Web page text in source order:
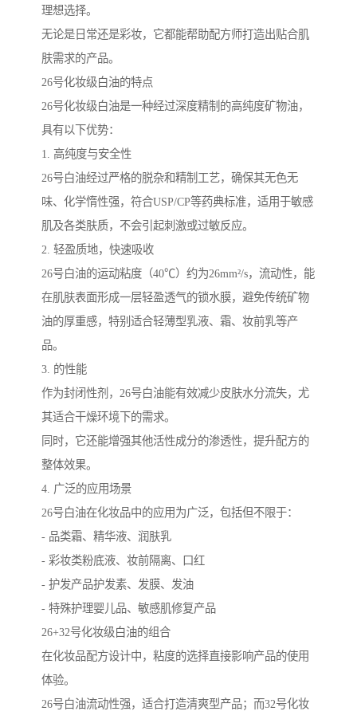
理想选择。
无论是日常还是彩妆，它都能帮助配方师打造出贴合肌
肤需求的产品。
26号化妆级白油的特点
26号化妆级白油是一种经过深度精制的高纯度矿物油，
具有以下优势：
1. 高纯度与安全性
26号白油经过严格的脱杂和精制工艺，确保其无色无
味、化学惰性强，符合USP/CP等药典标准，适用于敏感
肌及各类肤质，不会引起刺激或过敏反应。
2. 轻盈质地，快速吸收
26号白油的运动粘度（40℃）约为26mm²/s，流动性，能
在肌肤表面形成一层轻盈透气的锁水膜，避免传统矿物
油的厚重感，特别适合轻薄型乳液、霜、妆前乳等产
品。
3. 的性能
作为封闭性剂，26号白油能有效减少皮肤水分流失，尤
其适合干燥环境下的需求。
同时，它还能增强其他活性成分的渗透性，提升配方的
整体效果。
4. 广泛的应用场景
26号白油在化妆品中的应用为广泛，包括但不限于：
- 品类霜、精华液、润肤乳
- 彩妆类粉底液、妆前隔离、口红
- 护发产品护发素、发膜、发油
- 特殊护理婴儿品、敏感肌修复产品
26+32号化妆级白油的组合
在化妆品配方设计中，粘度的选择直接影响产品的使用
体验。
26号白油流动性强，适合打造清爽型产品；而32号化妆